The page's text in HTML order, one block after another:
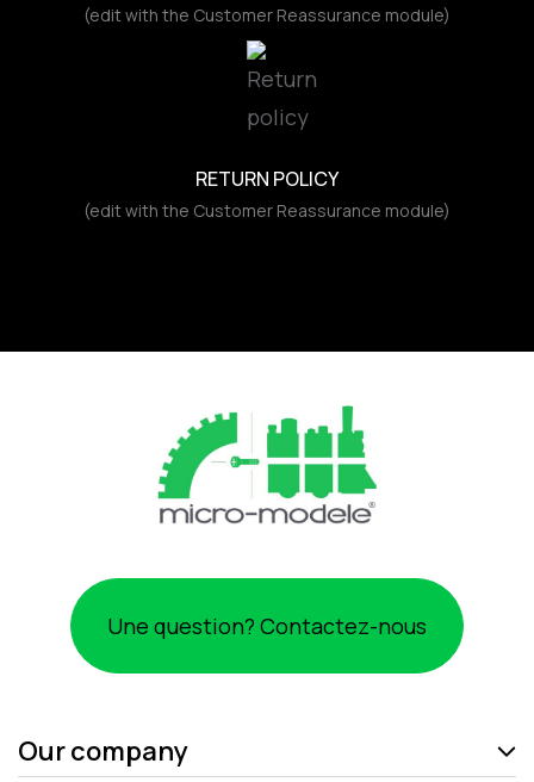
(edit with the Customer Reassurance module)
RETURN POLICY
(edit with the Customer Reassurance module)
Une question? Contactez-nous
Our company